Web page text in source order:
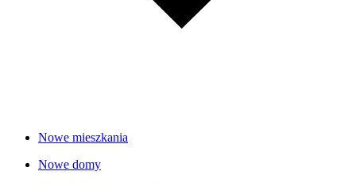
Nowe mieszkania
Nowe domy